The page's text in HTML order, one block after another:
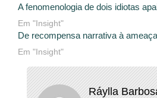
A fenomenologia de dois idiotas
Em "Insight"
De recompensa narrativa à
Em "Insight"
Ráylla